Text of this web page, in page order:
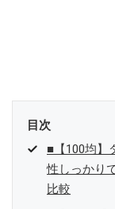
目次
■【100均】
性しっかり
比較